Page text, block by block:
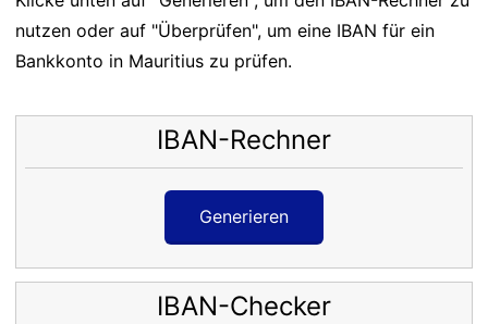
nutzen oder auf "Überprüfen", um eine IBAN für ein
Bankkonto in Mauritius zu prüfen.
IBAN-Rechner
Generieren
IBAN-Checker